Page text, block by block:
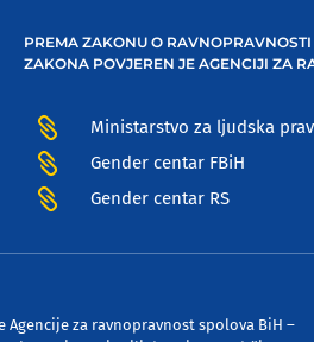
PREMA ZAKONU O
ZAKONA POVJEREN JE AGENCIJI ZA
 Ministarstvo za ljudska
 Gender centar FBiH
 Gender centar RS
Agencije za ravnopravnost spolova BiH –